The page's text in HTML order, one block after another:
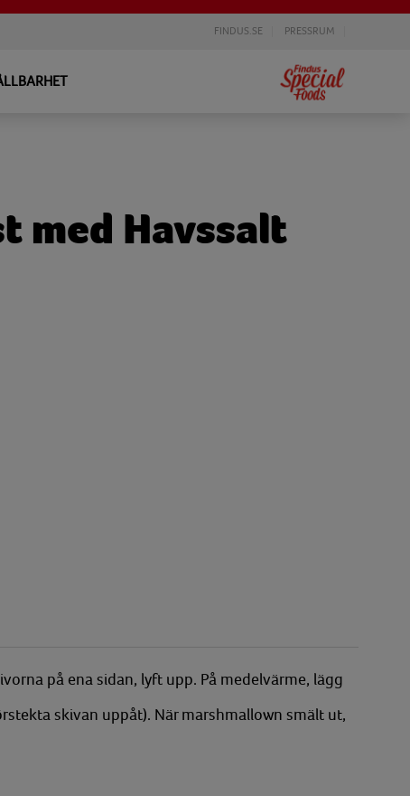
FINDUS.SE PRESSRUM
med Havssalt
på ena sidan, lyft upp. På medelvärme, lägg
skivan uppåt). När marshmallown smält ut,